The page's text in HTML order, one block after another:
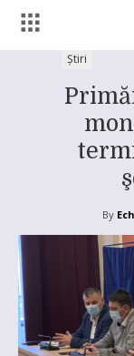
Știri
By